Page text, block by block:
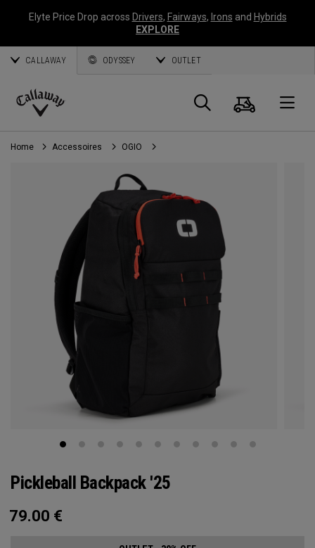
Elyte Price Drop across Drivers, Fairways, Irons and Hybrids
EXPLORE
CALLAWAY ODYSSEY OUTLET
Callaway
Golf
Panier
Home Accessoires OGIO
Pickleball Backpack '25
79.00 €